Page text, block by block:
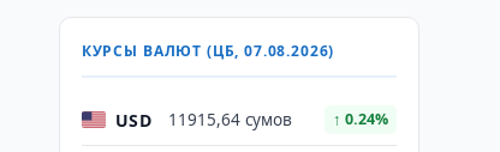
КУРСЫ ВАЛЮТ (ЦБ, 07.08.2026)
USD 11915,64 сумов ↑ 0.24%